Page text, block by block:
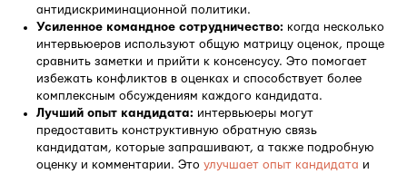
антидискриминационной политики.
Усиленное командное сотрудничество: когда несколько
интервьюеров используют общую матрицу оценок, проще
сравнить заметки и прийти к консенсусу. Это помогает
избежать конфликтов в оценках и способствует более
комплексным обсуждениям каждого кандидата.
Лучший опыт кандидата: интервьюеры могут
предоставить конструктивную обратную связь
кандидатам, которые запрашивают, а также подробную
оценку и комментарии. Это улучшает опыт кандидата и